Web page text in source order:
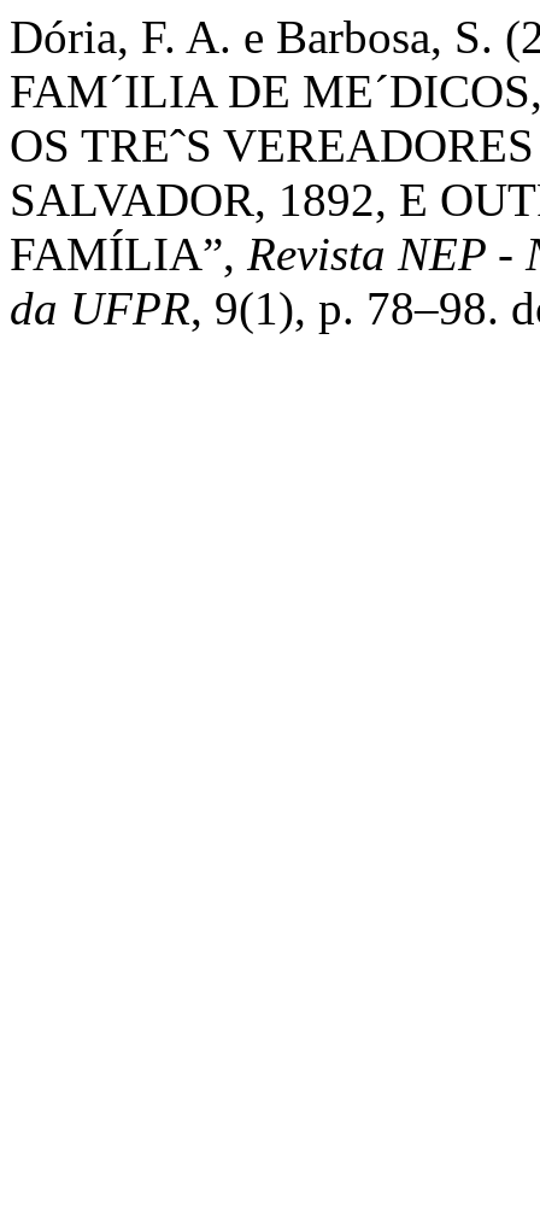
Dória, F. A. e Barbosa, S.
FAM´ILIA DE
OS TREˆS
SALVADOR, 1892, E
FAMÍLIA”, Revista NEP -
da UFPR, 9(1), p. 78–98.